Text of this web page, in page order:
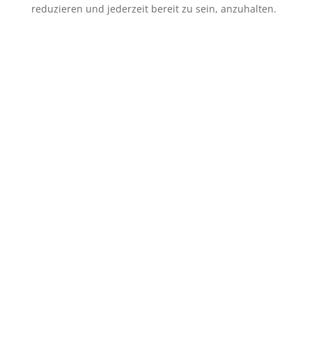
reduzieren und jederzeit bereit zu sein, anzuhalten.